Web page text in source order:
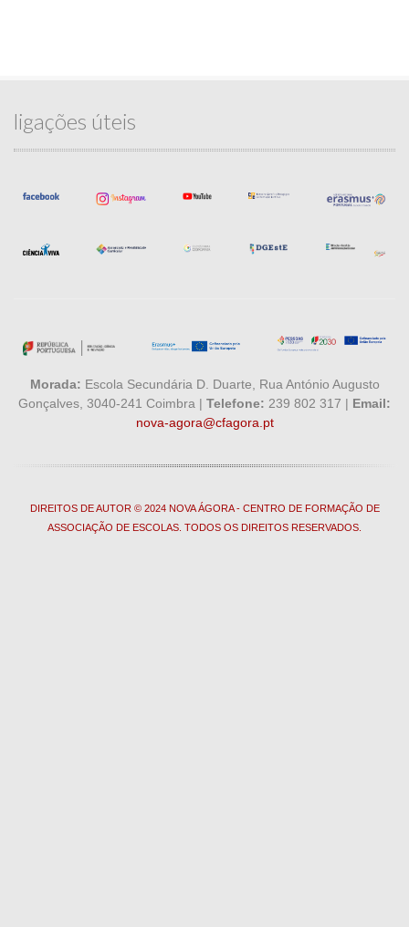
ligações úteis
Morada: Escola Secundária D. Duarte, Rua António Augusto
Gonçalves, 3040-241 Coimbra | Telefone: 239 802 317 | Email:
nova-agora@cfagora.pt
DIREITOS DE AUTOR © 2024 NOVA ÁGORA - CENTRO DE FORMAÇÃO DE
ASSOCIAÇÃO DE ESCOLAS. TODOS OS DIREITOS RESERVADOS.